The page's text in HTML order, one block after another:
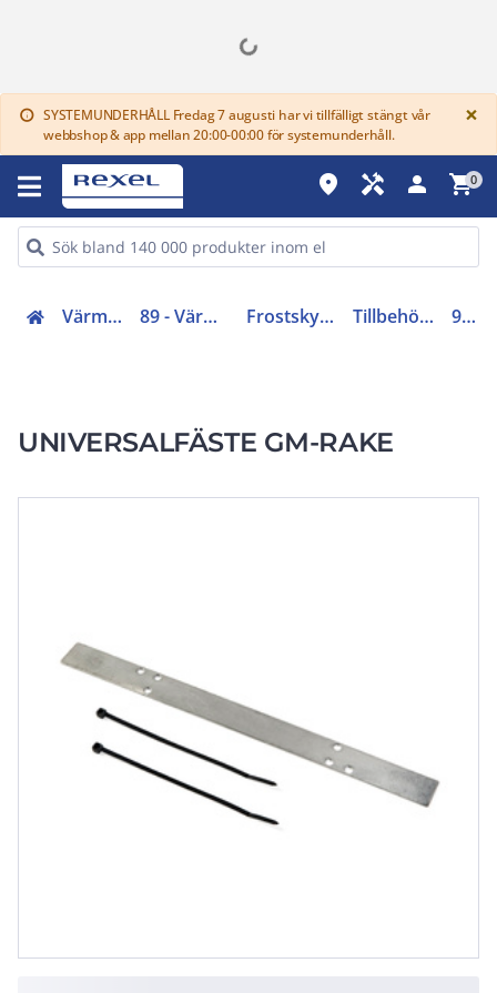
info SYSTEMUNDERHÅLL Fredag 7 augusti har vi tillfälligt stängt vår
webbshop & app mellan 20:00-00:00 för systemunderhåll.
×
place handyman person shopping_cart0
Värme och komfort (85-94) 89 - Värmekabel och reglerutrustning Frostskydds- och snösmältningskabel Tillbehör frostskydd/snösmältning 912791-000
UNIVERSALFÄSTE GM-RAKE